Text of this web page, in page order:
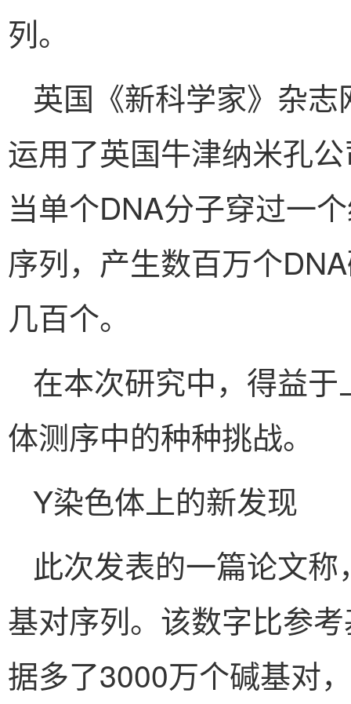
列。
英国《新科学家》杂
运用了英国牛津纳米孔
当单个DNA分子穿过一
序列，产生数百万个
几百个。
在本次研究中，得益
体测序中的种种挑战。
Y染色体上的新发现
此次发表的一篇论文
基对序列。该数字比参
据多了3000万个碱基对